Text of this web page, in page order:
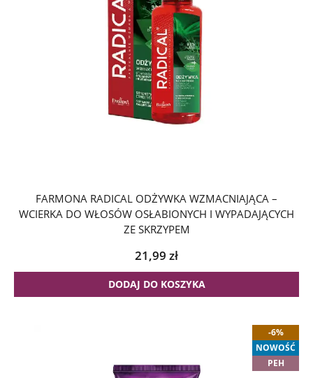
FARMONA RADICAL ODŻYWKA WZMACNIAJĄCA –
WCIERKA DO WŁOSÓW OSŁABIONYCH I WYPADAJĄCYCH
ZE SKRZYPEM
21,99 zł
DODAJ DO KOSZYKA
-6%
NOWOŚĆ
PEH